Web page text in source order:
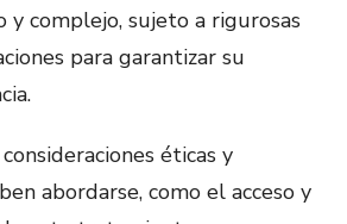
y complejo, sujeto a rigurosas
para garantizar su
éticas y
abordarse, como el acceso y